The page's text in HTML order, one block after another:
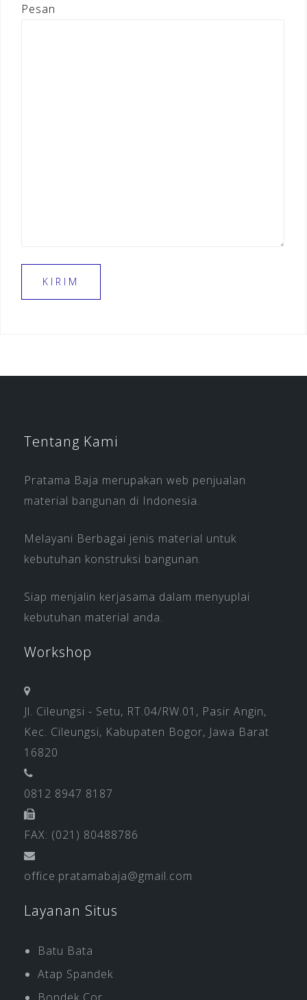
Pesan
Tentang Kami
Pratama Baja merupakan web penjualan
material bangunan di Indonesia.
Melayani Berbagai jenis material untuk
kebutuhan konstruksi bangunan.
Siap menjalin kerjasama dalam menyuplai
kebutuhan material anda.
Workshop
Jl. Cileungsi - Setu, RT.04/RW.01, Pasir Angin,
Kec. Cileungsi, Kabupaten Bogor, Jawa Barat
16820
0812 8947 8187
FAX: (021) 80488786
office.pratamabaja@gmail.com
Layanan Situs
Batu Bata
Atap Spandek
Bondek Cor